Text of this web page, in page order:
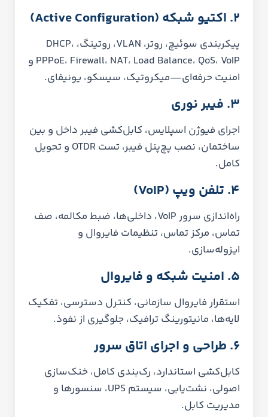
۲. اکتیو شبکه (Active Configuration)
پیکربندی سوئیچ، روتر، VLAN، روتینگ، DHCP،
PPPoE، Firewall، NAT، Load Balance، QoS، VoIP و
امنیت حرفه‌ای—میکروتیک، سیسکو، یونیفای.
۳. فیبر نوری
اجرای فیوژن اسپلایس، کابل‌کشی فیبر داخل و بین
ساختمان، نصب پچ‌پنل فیبر، تست OTDR و تحویل
کامل.
۴. تلفن ویپ (VoIP)
راه‌اندازی سرور VoIP، داخلی‌ها، ضبط مکالمه، صف
تماس، مرکز تماس، تنظیمات فایروال و
ایزوله‌سازی.
۵. امنیت شبکه و فایروال
استقرار فایروال سازمانی، کنترل دسترسی، تفکیک
لایه‌ها، مانیتورینگ ترافیک، جلوگیری از نفوذ.
۶. طراحی و اجرای اتاق سرور
کابل‌کشی استاندارد، رک‌بندی کامل، خنک‌سازی
اصولی، نشت‌یابی، سیستم UPS، سنسورها و
مدیریت کابل.